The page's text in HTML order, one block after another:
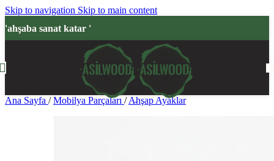
Skip to navigation Skip to main content
'ahşaba sanat katar '
Ana Sayfa / Mobilya Parçaları / Ahşap Ayaklar